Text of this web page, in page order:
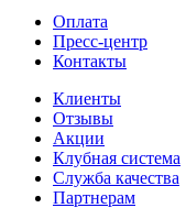
Оплата
Пресс-центр
Контакты
Клиенты
Отзывы
Акции
Клубная система
Служба качества
Партнерам